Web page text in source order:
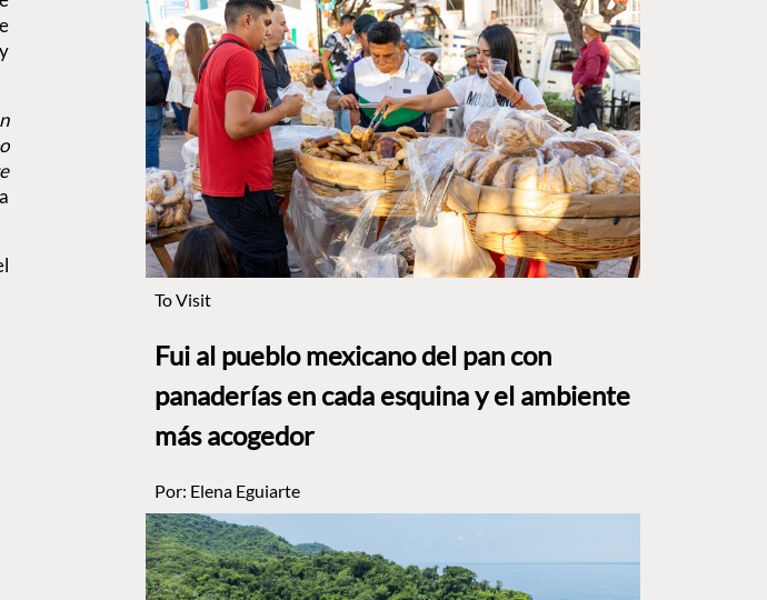
To Visit
Fui al pueblo mexicano del pan con
panaderías en cada esquina y el ambiente
más acogedor
Por: Elena Eguiarte